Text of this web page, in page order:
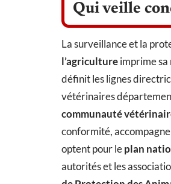
Qui veille
La surveillance et la
l’agricultureimprime sa
définit les lignes
vétérinaires
communauté
conformité,
optent pour leplan
autorités et les